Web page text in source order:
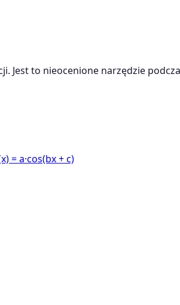
Jest to nieocenione narzędzie
= a·cos(bx + c)